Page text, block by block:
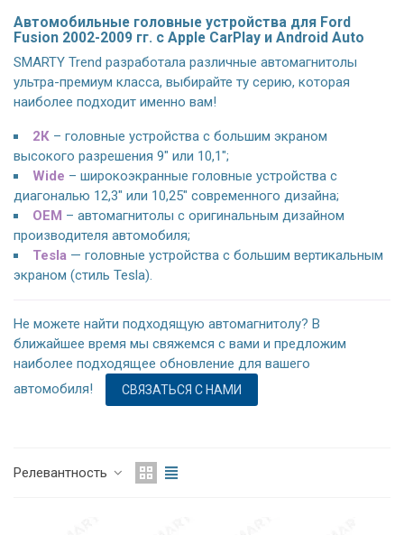
Автомобильные головные устройства для Ford
Fusion 2002-2009 гг. с Apple CarPlay и Android Auto
SMARTY Trend разработала различные автомагнитолы
ультра-премиум класса, выбирайте ту серию, которая
наиболее подходит именно вам!
2К – головные устройства с большим экраном
высокого разрешения 9" или 10,1";
Wide – широкоэкранные головные устройства с
диагональю 12,3" или 10,25" современного дизайна;
OEM – автомагнитолы с оригинальным дизайном
производителя автомобиля;
Tesla — головные устройства с большим вертикальным
экраном (стиль Tesla).
Не можете найти подходящую автомагнитолу? В
ближайшее время мы свяжемся с вами и предложим
наиболее подходящее обновление для вашего
автомобиля!
СВЯЗАТЬСЯ С НАМИ
Релевантность